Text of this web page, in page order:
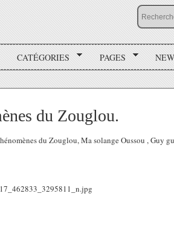
CATÉGORIES PAGES
du Zouglou.
du Zouglou, Ma solange Oussou , Guy